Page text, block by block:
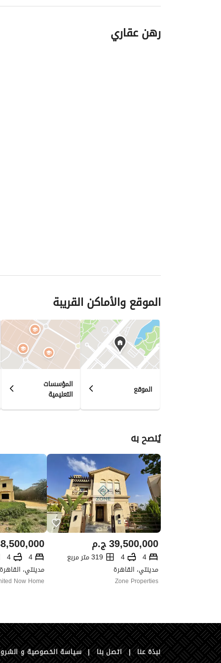
رهن عقاري
الموقع والأماكن القريبة
الموقع المؤسسات
التعليمية
يُنصح به
ج.م39,500,000
4
4
319 متر مربع
مدينتي، القاهرة
Zone Properties
4
4
مدينتي، القاهرة
Now Home
نبذة عنا | اتصل بنا | سياسة الخصوصية و